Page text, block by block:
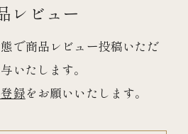
レビュー
で商品レビュー投稿いただ
いたします。
録をお願いいたします。